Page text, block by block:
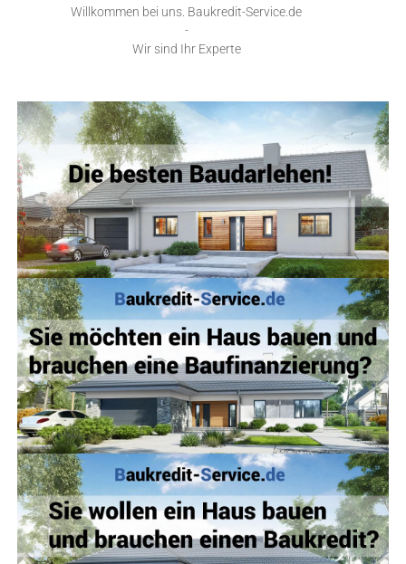
Willkommen bei uns. Baukredit-Service.de
-
Wir sind Ihr Experte